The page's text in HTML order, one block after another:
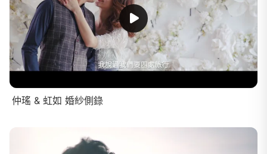
仲瑤 & 虹如 婚紗側錄